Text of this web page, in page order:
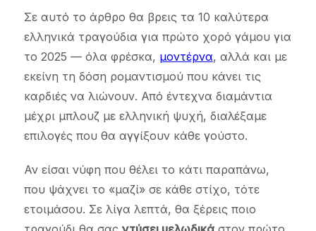
Σε αυτό το άρθρο θα βρεις τα 10 καλύτερα
ελληνικά τραγούδια για πρώτο χορό γάμου για
το 2025 — όλα φρέσκα, μοντέρνα, αλλά και με
εκείνη τη δόση ρομαντισμού που κάνει τις
καρδιές να λιώνουν. Από έντεχνα διαμάντια
μέχρι μπλουζ με ελληνική ψυχή, διαλέξαμε
επιλογές που θα αγγίξουν κάθε γούστο.
Αν είσαι νύφη που θέλει το κάτι παραπάνω,
που ψάχνει το «μαζί» σε κάθε στίχο, τότε
ετοιμάσου. Σε λίγα λεπτά, θα ξέρεις ποιο